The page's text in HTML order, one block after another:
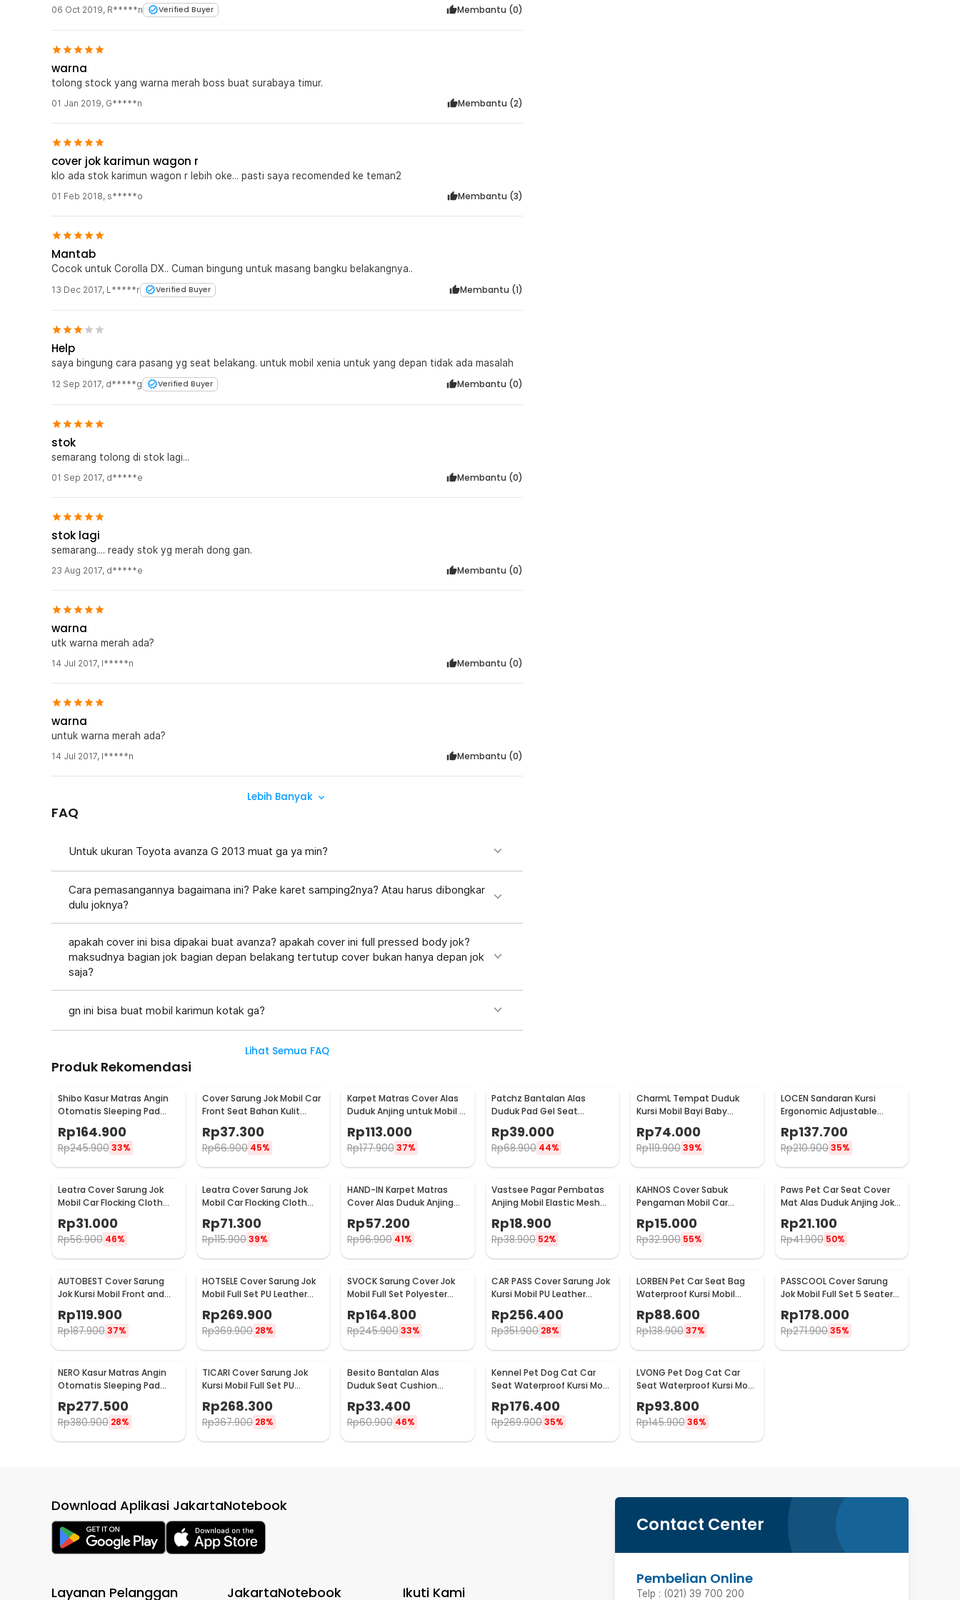
Kelengkapan Produk
Rincian yang Anda dapatkan untuk pembelian produk ini:
2 x Cover Jok Depan
1 x Cover Kursi Belakang Bagian Atas (Sandaran Punggung)
1 x Cover Kursi Belakang Bagian Bawah (Alas Duduk)
1 x Set Hooks
1 x Panduan Penggunaan
06 Oct 2019, R*****n Verified Buyer Membantu (0)
warna
tolong stock yang warna merah boss buat surabaya timur.
01 Jan 2019, G*****n Membantu (2)
cover jok karimun wagon r
klo ada stok karimun wagon r lebih oke... pasti saya recomended ke teman2
01 Feb 2018, s*****o Membantu (3)
Mantab
Cocok untuk Corolla DX.. Cuman bingung untuk masang bangku belakangnya..
13 Dec 2017, L*****r Verified Buyer Membantu (1)
Help
saya bingung cara pasang yg seat belakang. untuk mobil xenia untuk yang depan tidak ada masalah
12 Sep 2017, d*****g Verified Buyer Membantu (0)
stok
semarang tolong di stok lagi...
01 Sep 2017, d*****e Membantu (0)
stok lagi
semarang.... ready stok yg merah dong gan.
23 Aug 2017, d*****e Membantu (0)
warna
utk warna merah ada?
14 Jul 2017, l*****n Membantu (0)
warna
untuk warna merah ada?
14 Jul 2017, l*****n Membantu (0)
Lebih Banyak
FAQ
Untuk ukuran Toyota avanza G 2013 muat ga ya min?
Cara pemasangannya bagaimana ini? Pake karet samping2nya? Atau harus dibongkar
dulu joknya?
apakah cover ini bisa dipakai buat avanza? apakah cover ini full pressed body jok?
maksudnya bagian jok bagian depan belakang tertutup cover bukan hanya depan jok
saja?
gn ini bisa buat mobil karimun kotak ga?
Lihat Semua FAQ
Produk Rekomendasi
Shibo Kasur Matras Angin
Otomatis Sleeping Pad
Travel Single with Pump -
SB502
Rp164.900
Rp245.900 33%
Cover Sarung Jok Mobil Car
Front Seat Bahan Kulit
Breathable - S10
Rp37.300
Rp66.900 45%
Karpet Matras Cover Alas
Duduk Anjing untuk Mobil -
SUV YG01
Rp113.000
Rp177.900 37%
Patchz Bantalan Alas
Duduk Pad Gel Seat
Cushion Non Slip Ultra
Elastic - SC-015
Rp39.000
Rp68.900 44%
CharmL Tempat Duduk
Kursi Mobil Bayi Baby
Rp74.000
Rp119.900 39%
LOCEN Sandaran Kursi
Ergonomic Adjustable
Lumbar Back Support -
TY3120
Rp137.700
Rp210.90035%
Leatra Cover Sarung Jok
Mobil Car Flocking Cloth
Universal Premium Front -
S15
Rp31.000
Rp56.900 46%
Leatra Cover Sarung Jok
Mobil Car Flocking Cloth
Universal Premium Rear -
S15
Rp71.300
Rp115.90039%
HAND-IN Karpet Matras
Cover Alas Duduk Anjing
YG02
Rp57.200
Rp96.900 41%
Vastsee Pagar Pembatas
Anjing Mobil Elastic Mesh
Fence Pet 3 Layer - YG05
Rp18.900
Rp38.900 52%
KAHNOS Cover Sabuk
Pengaman Mobil Car
KH2252
Rp15.000
Rp32.900 55%
Paws Pet Car Seat Cover
Mat Alas Duduk Anjing Jok
Rp21.100
Rp41.900 50%
AUTOBEST Cover Sarung
Jok Kursi Mobil Front and
Rp119.900
Rp187.900 37%
HOTSELE Cover Sarung Jok
Mobil Full Set PU Leather
Universal 9 PCS - R35
Rp269.900
Rp369.900 28%
SVOCK Sarung Cover Jok
Mobil Full Set Polyester
Universal 9 PCS - R20
Rp164.800
Rp245.900 33%
CAR PASS Cover Sarung Jok
Kursi Mobil PU Leather
Universal Seat Cover - R25
Rp256.400
Rp351.900 28%
LORBEN Pet Car Seat Bag
Waterproof Kursi Mobil
Anjing Kucing - LR40
Rp88.600
Rp138.900 37%
PASSCOOL Cover Sarung
Jok Mobil Full Set 5 Seater
Universal Kain - R30
Rp178.000
Rp271.90035%
NERO Kasur Matras Angin
Otomatis Sleeping Pad
Rp277.500
Rp380.900 28%
TICARI Cover Sarung Jok
Kursi Mobil Full Set PU
Leather Universal - R15
Rp268.300
Rp367.900 28%
Besito Bantalan Alas
Duduk Seat Cushion
Orthopedic Sponge Mat -
BT90
Rp33.400
Rp60.900 46%
Kennel Pet Dog Cat Car
Seat Waterproof Kursi Mobil
Anjing Kucing - KN526
Rp176.400
Rp269.90035%
LVONG Pet Dog Cat Car
Seat Waterproof Kursi Mobil
Anjing Kucing - LV525
Rp93.800
Rp145.900 36%
Contact Center
Pembelian Online
Telp : (021) 39 700 200
Download Aplikasi JakartaNotebook
Layanan Pelanggan JakartaNotebook Ikuti Kami